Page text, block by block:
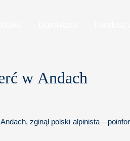
w Andach
zginął polski alpinista –